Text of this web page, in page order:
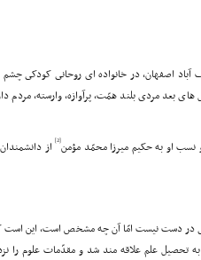
بعد مردى بلند همّت، پرآوازه، وارسته، مردم
او به حکیم میرزا محمّد مؤمن[2]
از
در دست نیست امّا آن چه مشخص است، این
تحصیل علم علاقه مند شد و مقدّمات علوم را